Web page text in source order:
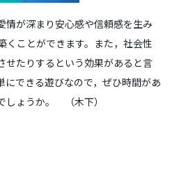
情が深まり安心感や信頼感を生み
くことができます。また，社会性
せたりするという効果があると言
にできる遊びなので，ぜひ時間があ
しょうか。 （木下）